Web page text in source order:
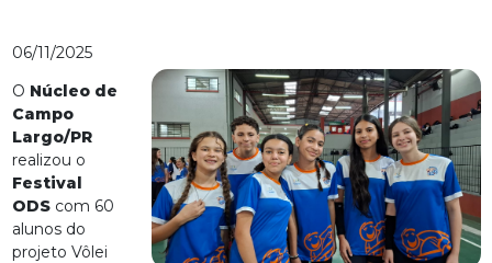
06/11/2025
O Núcleo de
Campo
Largo/PR
realizou o
Festival
ODScom 60
alunos do
projeto Vôlei